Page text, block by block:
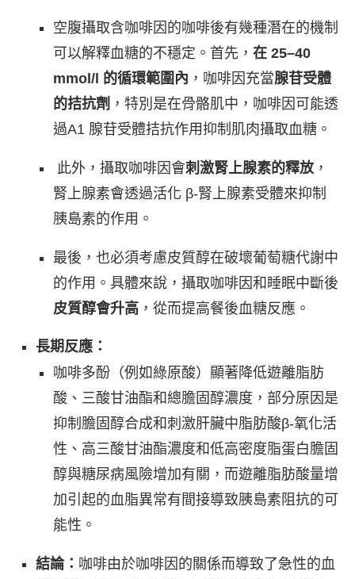
空腹攝取含咖啡因的咖啡後有幾種潛在的機制
可以解釋血糖的不穩定。首先， 在 25–40
mmol/l 的循環範圍內 ，咖啡因充當腺苷受體
的拮抗劑 ，特別是在骨骼肌中，咖啡因可能透
過A1 腺苷受體拮抗作用抑制肌肉攝取血糖。
此外，攝取咖啡因會刺激腎上腺素的釋放 ，
腎上腺素會透過活化 β-腎上腺素受體來抑制
胰島素的作用。
最後，也必須考慮皮質醇在破壞葡萄糖代謝中
的作用。具體來說，攝取咖啡因和睡眠中斷後
皮質醇會升高 ，從而提高餐後血糖反應。
長期反應：
咖啡多酚（例如綠原酸）顯著降低遊離脂肪
酸、三酸甘油酯和總膽固醇濃度，部分原因是
抑制膽固醇合成和刺激肝臟中脂肪酸β-氧化活
性、高三酸甘油酯濃度和低高密度脂蛋白膽固
醇與糖尿病風險增加有關，而遊離脂肪酸量增
加引起的血脂異常有間接導致胰島素阻抗的可
能性。
結論： 咖啡由於咖啡因的關係而導致了急性的血